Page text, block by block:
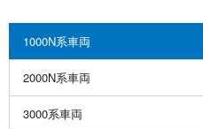
1000N系車両
2000N系車両
3000系車両